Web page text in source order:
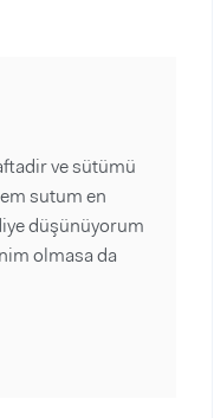
ve sütümü
sutum en
düşünüyorum
olmasa da